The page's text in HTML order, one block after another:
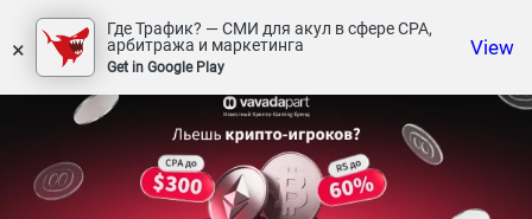
×
Где Трафик? — СМИ для акул в сфере СРА,
арбитража и маркетинга
Get in Google Play
View